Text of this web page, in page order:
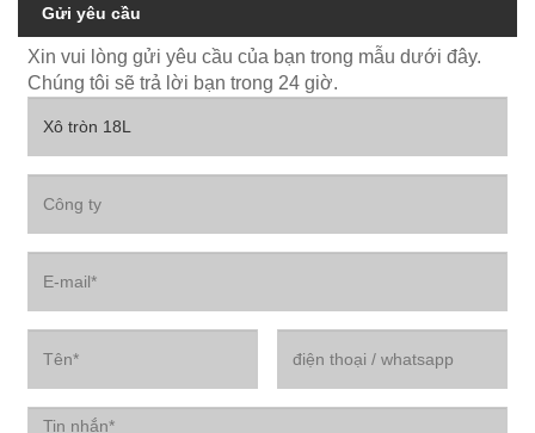
Gửi yêu cầu
Xin vui lòng gửi yêu cầu của bạn trong mẫu dưới đây.
Chúng tôi sẽ trả lời bạn trong 24 giờ.